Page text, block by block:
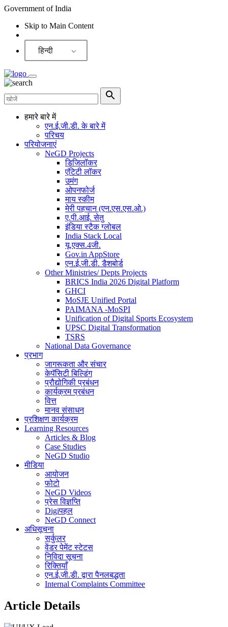
Government of India
Skip to Main Content
हिन्दी
हमारे बारे में
एन.ई.जी.डी. के बारे में
परिचय
परियोजनाएं
NeGD Projects
डिजिलॉकर
एंटिटी लॉकर
उमंग
ओपनफोर्ज
माय स्कीम
मेरी पहचान (एन.एस.एस.ओ.)
ए.पी.आई. सेतु
इंडिया स्टैक ग्लोबल
India Stack Local
यू.एक्स.4जी.
Gov.in AppStore
एन.ई.जी.डी. डैशबोर्ड
Other Ministries/ Depts Projects
BRICS India 2026 Digital Platform
GHCI
MoSJE Unified Portal
PAIMANA -MoSPI
Unification of Digital Sports Ecosystem
UPSC Digital Transformation
TSRS
National Data Governance
प्रभाग
जागरूकता और संचार
केपॅसिटी बिल्डिंग
प्रौद्योगिकी प्रबंधन
कार्यक्रम प्रबंधन
वित्त
मानव संसाधन
प्रशिक्षण कार्यक्रम
Learning Resources
Articles & Blog
Case Studies
NeGD Studio
मीडिया
आयोजन
फोटो
NeGD Videos
प्रेस विज्ञप्ति
Digiपहल
NeGD Connect
अधिसूचना
सर्कुलर
वेंडर पेमेंट स्टेटस
निविदा सूचना
रिक्तियाँ
एन.ई.जी.डी. द्वारा पैनलबद्धता
Internal Complaints Committee
Article Details